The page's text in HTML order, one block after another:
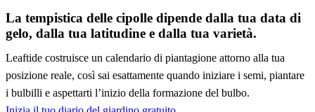
La tempistica delle cipolle dipende dalla tua data di
gelo, dalla tua latitudine e dalla tua varietà.
Leaftide costruisce un calendario di piantagione attorno alla tua
posizione reale, così sai esattamente quando iniziare i semi, piantare
i bulbilli e aspettarti l’inizio della formazione del bulbo.